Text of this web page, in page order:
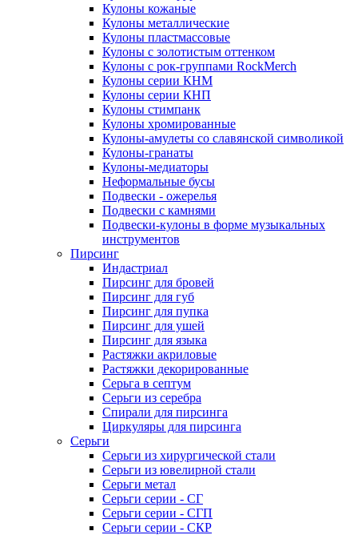
Кулоны кожаные
Кулоны металлические
Кулоны пластмассовые
Кулоны с золотистым оттенком
Кулоны с рок-группами RockMerch
Кулоны серии КНМ
Кулоны серии КНП
Кулоны стимпанк
Кулоны хромированные
Кулоны-амулеты со славянской символикой
Кулоны-гранаты
Кулоны-медиаторы
Неформальные бусы
Подвески - ожерелья
Подвески с камнями
Подвески-кулоны в форме музыкальных
инструментов
Пирсинг
Индастриал
Пирсинг для бровей
Пирсинг для губ
Пирсинг для пупка
Пирсинг для ушей
Пирсинг для языка
Растяжки акриловые
Растяжки декорированные
Серьга в септум
Серьги из серебра
Спирали для пирсинга
Циркуляры для пирсинга
Серьги
Серьги из хирургической стали
Серьги из ювелирной стали
Серьги метал
Серьги серии - СГ
Серьги серии - СГП
Серьги серии - СКР